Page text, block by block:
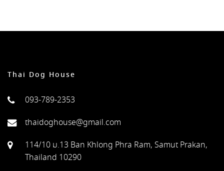
Thai Dog House
093-789-2353
thaidoghouse@gmail.com
114/10 ม.13 Ban Khlong Phra Ram, Samut Prakan,
Thailand 10290